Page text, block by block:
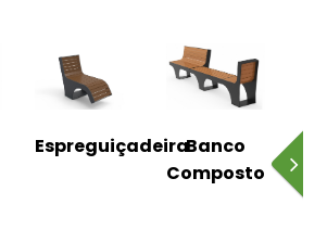
EspreguiçadeiraBanco
Composto